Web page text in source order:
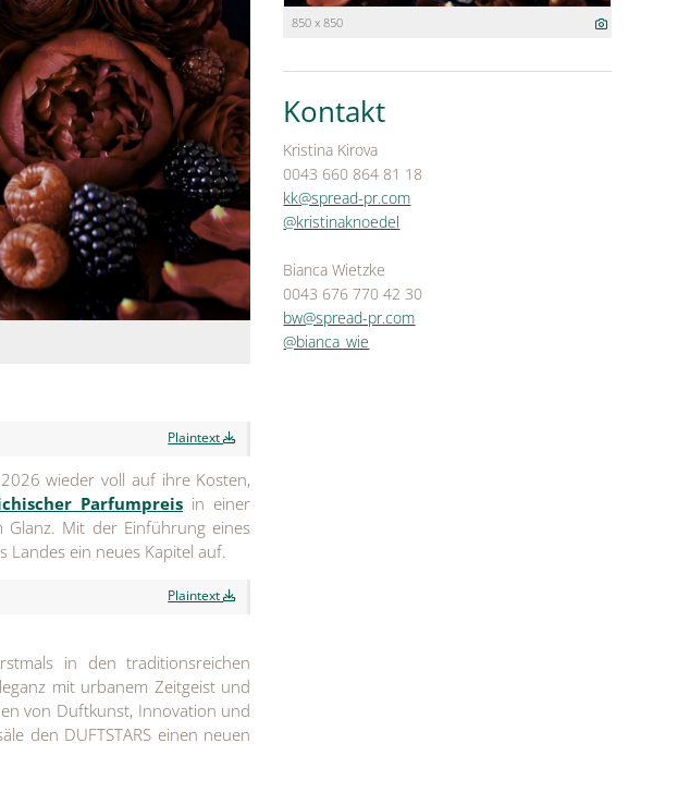
Plaintext
wieder voll auf ihre Kosten,
Parfumpreis in einer
Mit der Einführung eines
Landes ein neues Kapitel auf.
Plaintext
in den traditionsreichen
mit urbanem Zeitgeist und
von Duftkunst, Innovation und
den DUFTSTARS einen neuen
850 x 850
Kontakt
Kristina Kirova
0043 660 864 81 18
kk@spread-pr.com
@kristinaknoedel
Bianca Wietzke
0043 676 770 42 30
bw@spread-pr.com
@bianca_wie